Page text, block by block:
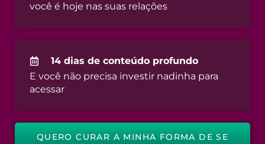
você é hoje nas suas relações
14 dias de conteúdo profundo
E você não precisa investir nadinha para
acessar
QUERO CURAR A MINHA FORMA DE SE